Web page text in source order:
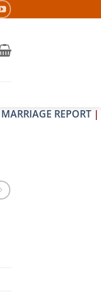
MARRIAGE REPORT |